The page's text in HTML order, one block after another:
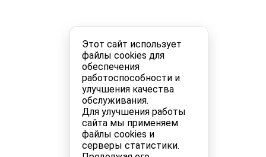
Этот сайт использует
файлы cookies для
обеспечения
работоспособности и
улучшения качества
обслуживания.
Для улучшения работы
сайта мы применяем
файлы cookies и
серверы статистики.